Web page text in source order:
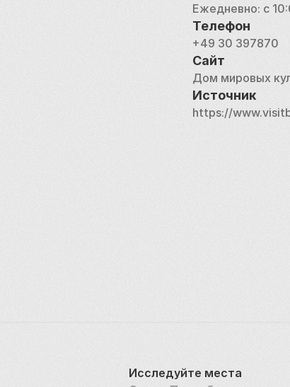
Ежедневно: с
Телефон
+49 30 397870
Сайт
Дом мировых
Источник
https://
Исследуйте места